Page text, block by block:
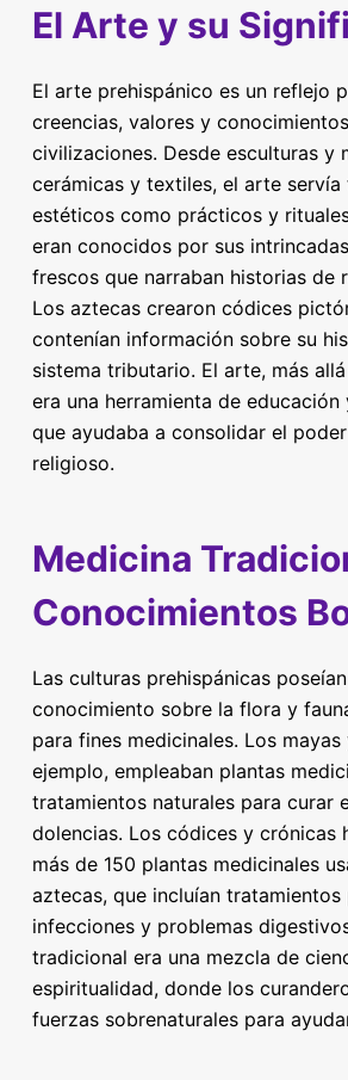
El Arte y su
El arte prehispánico es un reflejo
creencias, valores y
civilizaciones. Desde esculturas y
cerámicas y textiles, el arte
estéticos como prácticos y
eran conocidos por sus
frescos que narraban historias de
Los aztecas crearon códices
contenían información sobre su
sistema tributario. El arte, más
era una herramienta de educación
que ayudaba a consolidar el
religioso.
Medicina
Conocimientos
Las culturas prehispánicas
conocimiento sobre la flora y
para fines medicinales. Los
ejemplo, empleaban plantas
tratamientos naturales para curar
dolencias. Los códices y crónicas
más de 150 plantas medicinales
aztecas, que incluían tratamientos
infecciones y problemas
tradicional era una mezcla de
espiritualidad, donde los
fuerzas sobrenaturales para